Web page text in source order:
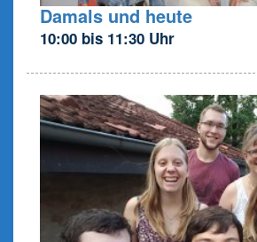
Damals und heute
10:00 bis 11:30 Uhr